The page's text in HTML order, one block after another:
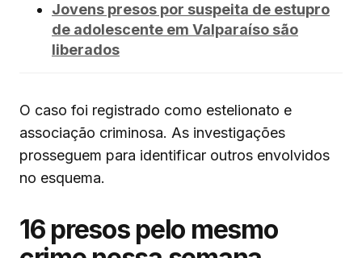
Jovens presos por suspeita de estupro
de adolescente em Valparaíso são
liberados
O caso foi registrado como estelionato e
associação criminosa. As investigações
prosseguem para identificar outros envolvidos
no esquema.
16 presos pelo mesmo